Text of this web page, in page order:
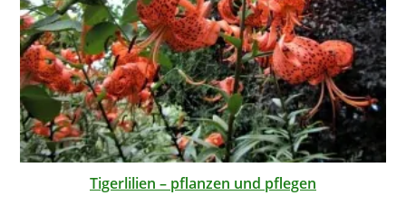
Tigerlilien – pflanzen und pflegen